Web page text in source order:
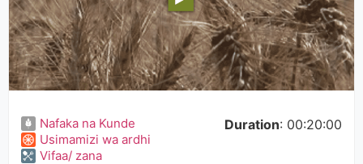
Nafaka na Kunde
Usimamizi wa ardhi
Vifaa/ zana
Duration: 00:20:00